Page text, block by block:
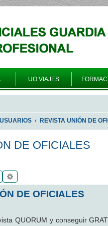
UO VIAJES
REVISTA UNIÓN DE
DE OFICIALES
Buscar
DE OFICIALES
QUORUM y conseguir